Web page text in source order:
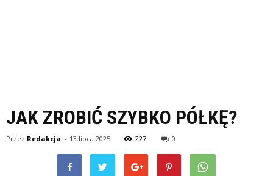
JAK ZROBIĆ SZYBKO PÓŁKĘ?
Przez Redakcja - 13 lipca 2025 227 0